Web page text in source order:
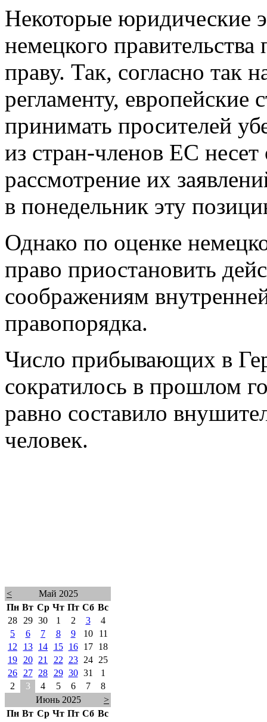
Некоторые юридические
немецкого
праву. Так, согласно так
регламенту,
принимать просителей
из стран-членов ЕС несет
рассмотрение их
в понедельник эту
Однако по оценке
право приостановить
соображениям
правопорядка.
Число прибывающих в
сократилось в прошлом
равно составило
человек.
<
Май 2025
Пн Вт Ср Чт Пт Сб Вс
28
29 30 1 2 3
4
5
6 7 8 9 10
11
12
13 14 15 16 17
18
19
20 21 22 23 24
25
26
27 28 29 30 31
1
2
3 4 5 6 7
8
Июнь 2025
>
Пн Вт Ср Чт Пт Сб Вс